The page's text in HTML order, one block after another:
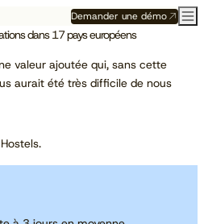
Demander une démo
dans 17 pays européens
valeur ajoutée qui, sans cette
aurait été très difficile de nous